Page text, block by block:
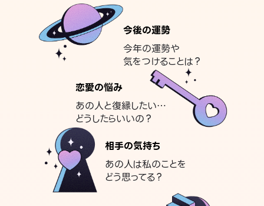
今後の運勢
今年の運勢や
気をつけることは？
恋愛の悩み
あの人と復縁したい…
どうしたらいいの？
相手の気持ち
あの人は私のことを
どう思ってる？